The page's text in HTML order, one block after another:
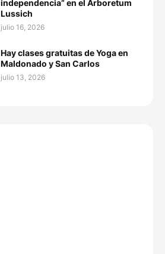
independencia” en el Arboretum
Lussich
julio 16, 2026
Hay clases gratuitas de Yoga en
Maldonado y San Carlos
julio 13, 2026